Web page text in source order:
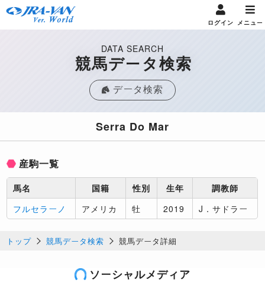
ログイン メニュー
DATA SEARCH
競馬データ検索
データ検索
Serra Do Mar
産駒一覧
馬名 国籍 性別 生年
調教師
フルセラーノ
アメリカ 牡 2019 J．サドラー
トップ 競馬データ検索 競馬データ詳細
ソーシャルメディア